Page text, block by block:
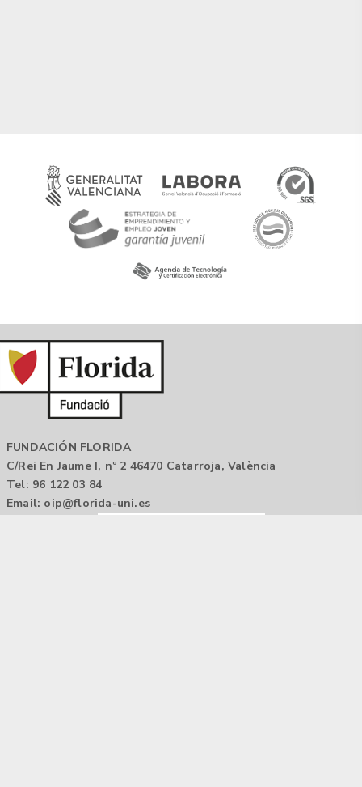
FUNDACIÓN FLORIDA
C/Rei En Jaume I, nº 2 46470 Catarroja, València
Tel: 96 122 03 84
Email: oip@florida-uni.es